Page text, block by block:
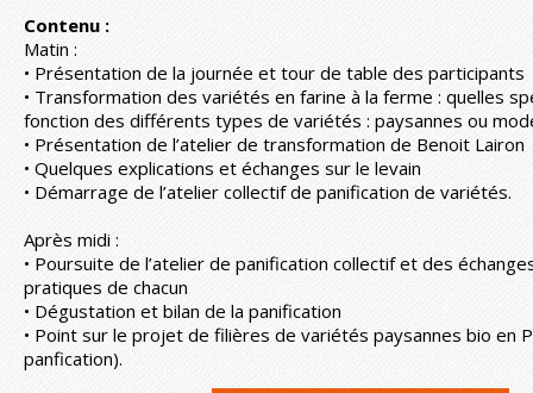
Contenu :
Matin :
• Présentation de la journée et tour de table des participants
• Transformation des variétés en farine à la ferme : quelles
fonction des différents types de variétés : paysannes ou
• Présentation de l’atelier de transformation de Benoit Lairon
• Quelques explications et échanges sur le levain
• Démarrage de l’atelier collectif de panification de variétés.
Après midi :
• Poursuite de l’atelier de panification collectif et des
pratiques de chacun
• Dégustation et bilan de la panification
• Point sur le projet de filières de variétés paysannes bio en
panfication).